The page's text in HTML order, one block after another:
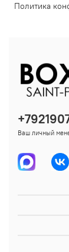
Политика
Ваш личный